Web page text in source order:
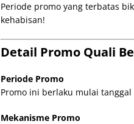
Periode promo yang terbatas
kehabisan!
Detail Promo Quali
Periode Promo
Promo ini berlaku mulai
Mekanisme Promo